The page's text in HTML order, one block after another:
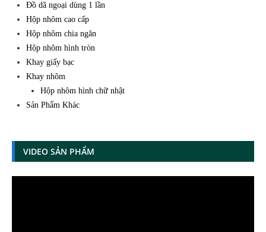
Đồ dã ngoại dùng 1 lần
Hộp nhôm cao cấp
Hộp nhôm chia ngăn
Hộp nhôm hình tròn
Khay giấy bạc
Khay nhôm
Hộp nhôm hình chữ nhật
Sản Phẩm Khác
VIDEO SẢN PHẨM